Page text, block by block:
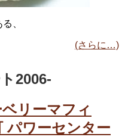
、
(さらに…)
2006-
リーマフィ
パワーセンター